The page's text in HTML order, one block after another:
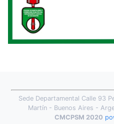
Sede Departamental Calle 93
Martín - Buenos Aires -
CMCPSM 2020